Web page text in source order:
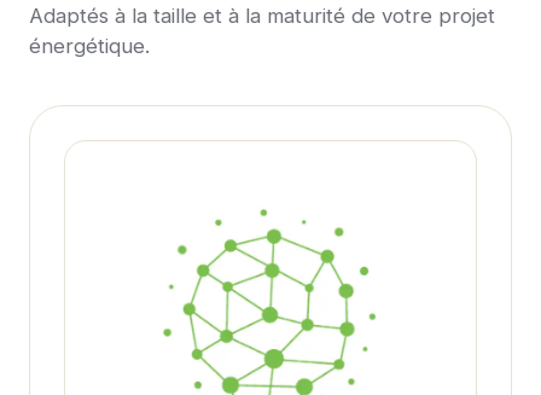
Adaptés à la taille et à la maturité de votre projet
énergétique.